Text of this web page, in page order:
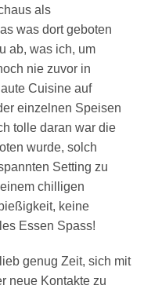
als
was dort geboten
ab, was ich, um
nie zuvor in
Cuisine auf
einzelnen Speisen
tolle daran war die
wurde, solch
Setting zu
chilligen
keine
Essen Spass!
genug Zeit, sich mit
neue Kontakte zu